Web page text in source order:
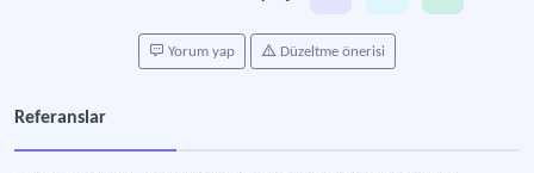
Yorum yap Düzeltme önerisi
Referanslar